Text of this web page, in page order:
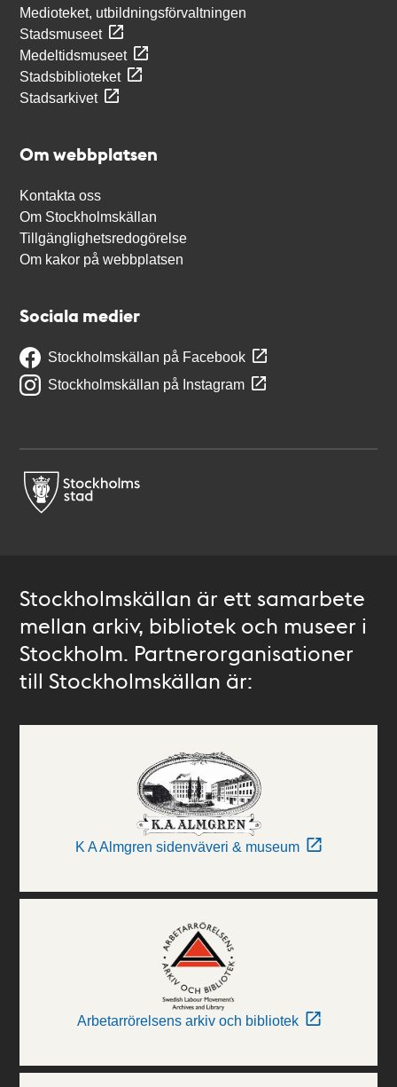
Medioteket, utbildningsförvaltningen
Stadsmuseet
Medeltidsmuseet
Stadsbiblioteket
Stadsarkivet
Om webbplatsen
Kontakta oss
Om Stockholmskällan
Tillgänglighetsredogörelse
Om kakor på webbplatsen
Sociala medier
Stockholmskällan på Facebook
Stockholmskällan på Instagram
Stockholmskällan är ett samarbete
mellan arkiv, bibliotek och museer i
Stockholm. Partnerorganisationer
till Stockholmskällan är:
K A Almgren sidenväveri & museum
Arbetarrörelsens arkiv och bibliotek